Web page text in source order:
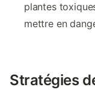
plantes
mettre en
Stratégies